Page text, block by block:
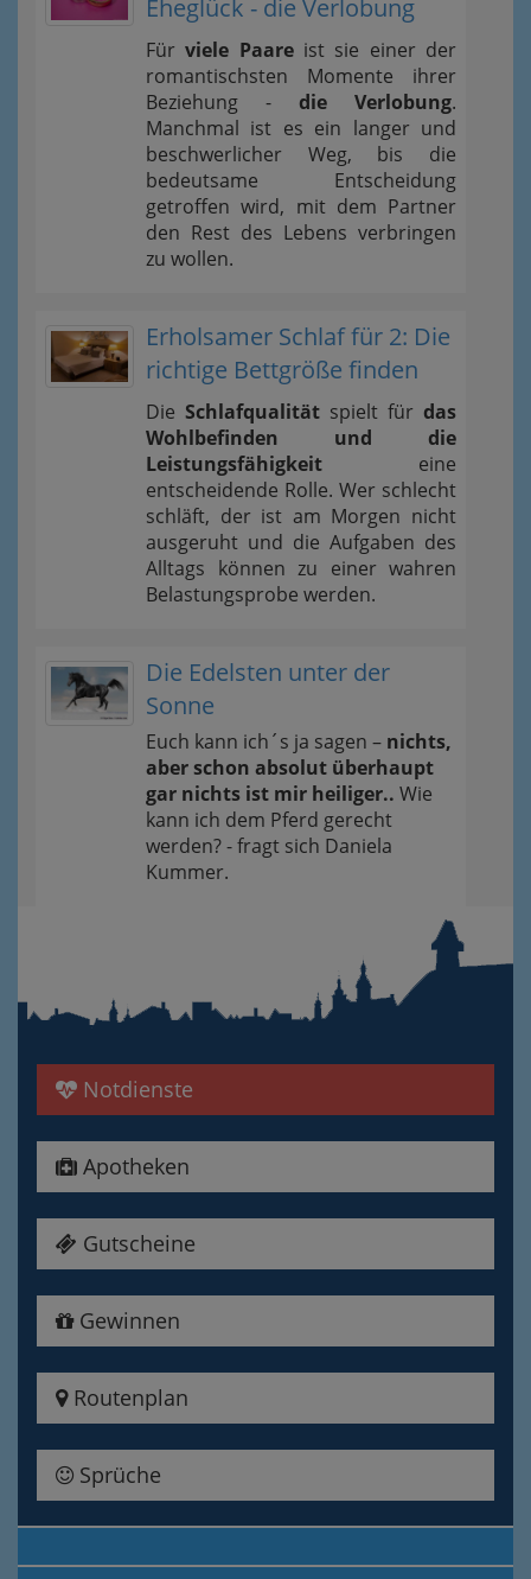
Eheglück - die Verlobung
Fürviele Paareist sie einer der
romantischsten Momente ihrer
Beziehung - die Verlobung.
Manchmal ist es ein langer und
beschwerlicher Weg, bis die
bedeutsame Entscheidung
getroffen wird, mit dem Partner
den Rest des Lebens verbringen
zu wollen.
Erholsamer Schlaf für 2: Die
richtige Bettgröße finden
Die Schlafqualität spielt für das
Wohlbefinden und die
Leistungsfähigkeit eine
entscheidende Rolle. Wer schlecht
schläft, der ist am Morgen nicht
ausgeruht und die Aufgaben des
Alltags können zu einer wahren
Belastungsprobe werden.
Die Edelsten unter der
Sonne
Euch kann ich´s ja sagen – nichts,
aber schon absolut überhaupt
gar nichts ist mir heiliger.. Wie
kann ich dem Pferd gerecht
werden? - fragt sich Daniela
Kummer.
Notdienste
Apotheken
Gutscheine
Gewinnen
Routenplan
Sprüche